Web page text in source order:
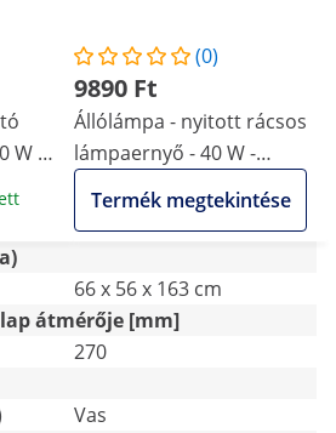
W -
(0)
9890 Ft
Állólámpa - nyitott rácsos
lámpaernyő - 40 W -
Termék megtekintése
66 x 56 x 163 cm
átmérője [mm]
270
Vas